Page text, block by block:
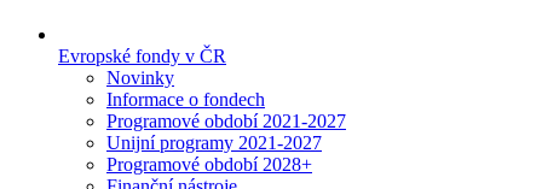
Evropské fondy v ČR
Novinky
Informace o fondech
Programové období 2021-2027
Unijní programy 2021-2027
Programové období 2028+